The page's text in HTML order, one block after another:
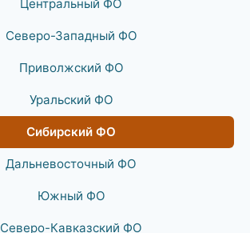
Центральный ФО
Северо-Западный ФО
Приволжский ФО
Уральский ФО
Сибирский ФО
Дальневосточный ФО
Южный ФО
Северо-Кавказский ФО